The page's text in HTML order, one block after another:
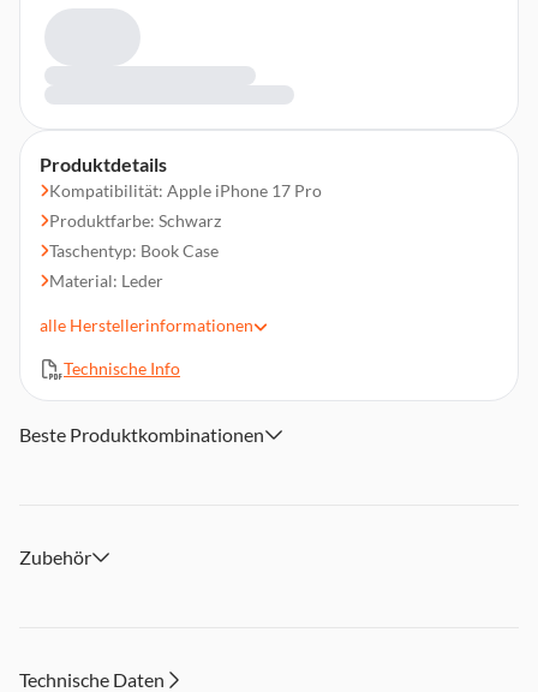
Produktdetails
Kompatibilität: Apple iPhone 17 Pro
Produktfarbe: Schwarz
Taschentyp: Book Case
Material: Leder
alle Herstellerinformationen
Technische Info
Beste Produktkombinationen
Zubehör
Technische Daten